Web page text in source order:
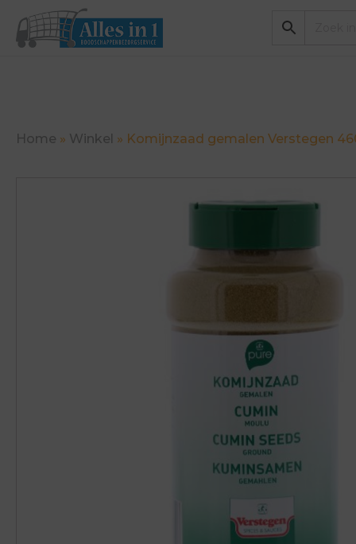
Home » Winkel » Komijnzaad gemalen Verstegen